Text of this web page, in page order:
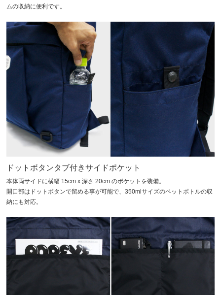
ムの収納に便利です。
ドットボタンタブ付きサイドポケット
本体両サイドに横幅 15cm x 深さ 20cm のポケットを装備。
開口部はドットボタンで留める事が可能で、350mlサイズのペットボトルの収
納にも対応。